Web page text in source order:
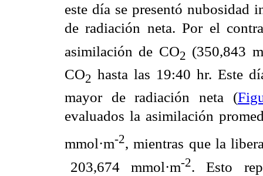
este día se presentó nubosidad
de radiación neta. Por el
asimilación de CO2 (350,843
CO2 hasta las 19:40 hr. Este
mayor de radiación neta (
evaluados la asimilación
mmol·m-2, mientras que la
203,674 mmol·m-2. Esto